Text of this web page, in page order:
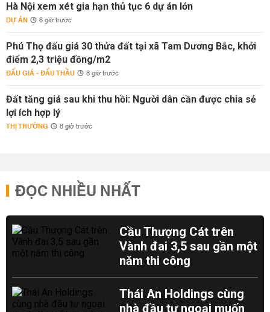
Hà Nội xem xét gia hạn thủ tục 6 dự án lớn
DỰ ÁN 6 giờ trước
Phú Thọ đấu giá 30 thửa đất tại xã Tam Dương Bắc, khởi
điểm 2,3 triệu đồng/m2
ĐẤU GIÁ - ĐẤU THẦU 8 giờ trước
Đất tăng giá sau khi thu hồi: Người dân cần được chia sẻ
lợi ích hợp lý
THỊ TRƯỜNG 8 giờ trước
ĐỌC NHIỀU NHẤT
Cầu Thượng Cát trên
Vành đai 3,5 sau gần một
năm thi công
Thái An Holdings cùng
nhà đầu tư ngoại muốn